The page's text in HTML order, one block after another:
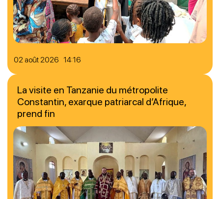
02 août 2026 14:16
La visite en Tanzanie du métropolite
Constantin, exarque patriarcal d’Afrique,
prend fin